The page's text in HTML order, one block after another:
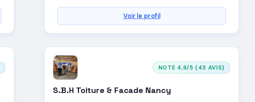
Voir le profil
NOTE 4,9/5 (43 AVIS)
S.B.H Toiture & Facade Nancy